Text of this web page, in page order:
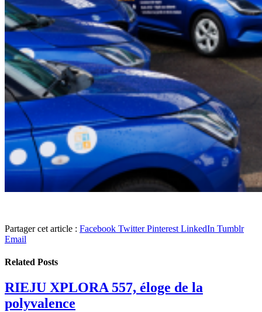
Partager cet article : Facebook Twitter Pinterest LinkedIn Tumblr
Email
Related Posts
RIEJU XPLORA 557, éloge de la
polyvalence